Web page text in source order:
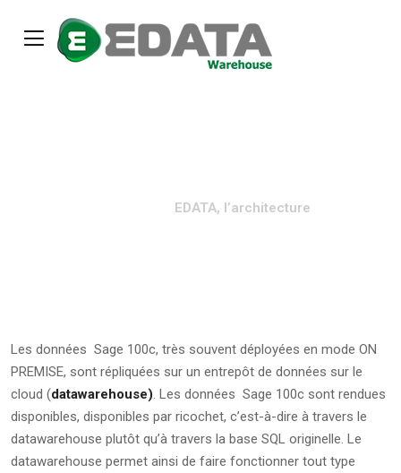
EDATA, l’architecture
Les données Sage 100c, très souvent déployées en mode ON
PREMISE, sont répliquées sur un entrepôt de données sur le
cloud (datawarehouse). Les données Sage 100c sont rendues
disponibles, disponibles par ricochet, c’est-à-dire à travers le
datawarehouse plutôt qu’à travers la base SQL originelle. Le
datawarehouse permet ainsi de faire fonctionner tout type